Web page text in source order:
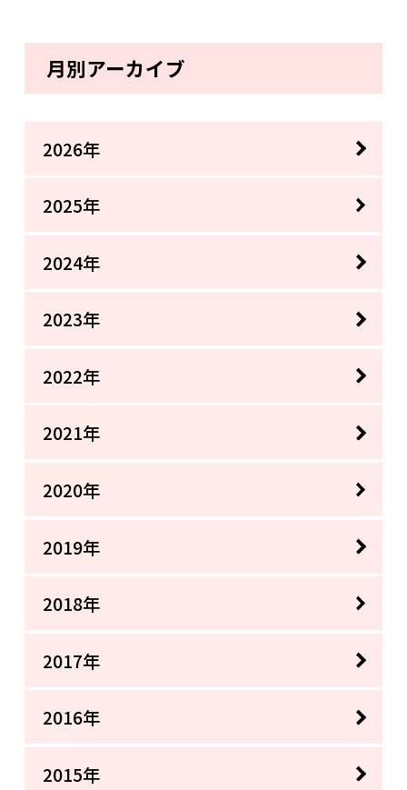
月別アーカイブ
2026年
2025年
2024年
2023年
2022年
2021年
2020年
2019年
2018年
2017年
2016年
2015年